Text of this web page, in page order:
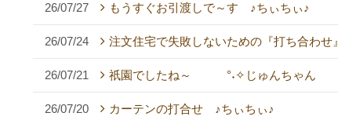
26/07/27 もうすぐお引渡しで～す ♪ちぃちぃ♪
26/07/24 注文住宅で失敗しないための『打ち合わせ
26/07/21 祇園でしたね～ °˖✧じゅんちゃん
26/07/20 カーテンの打合せ ♪ちぃちぃ♪